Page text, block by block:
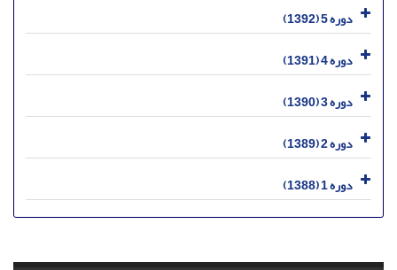
دوره 5 (1392)
دوره 4 (1391)
دوره 3 (1390)
دوره 2 (1389)
دوره 1 (1388)